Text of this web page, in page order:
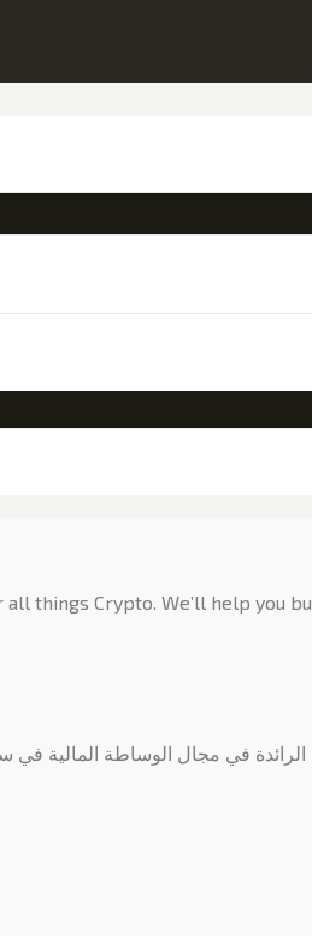
things Crypto. We’ll help you
في مجال الوساطة المالية في